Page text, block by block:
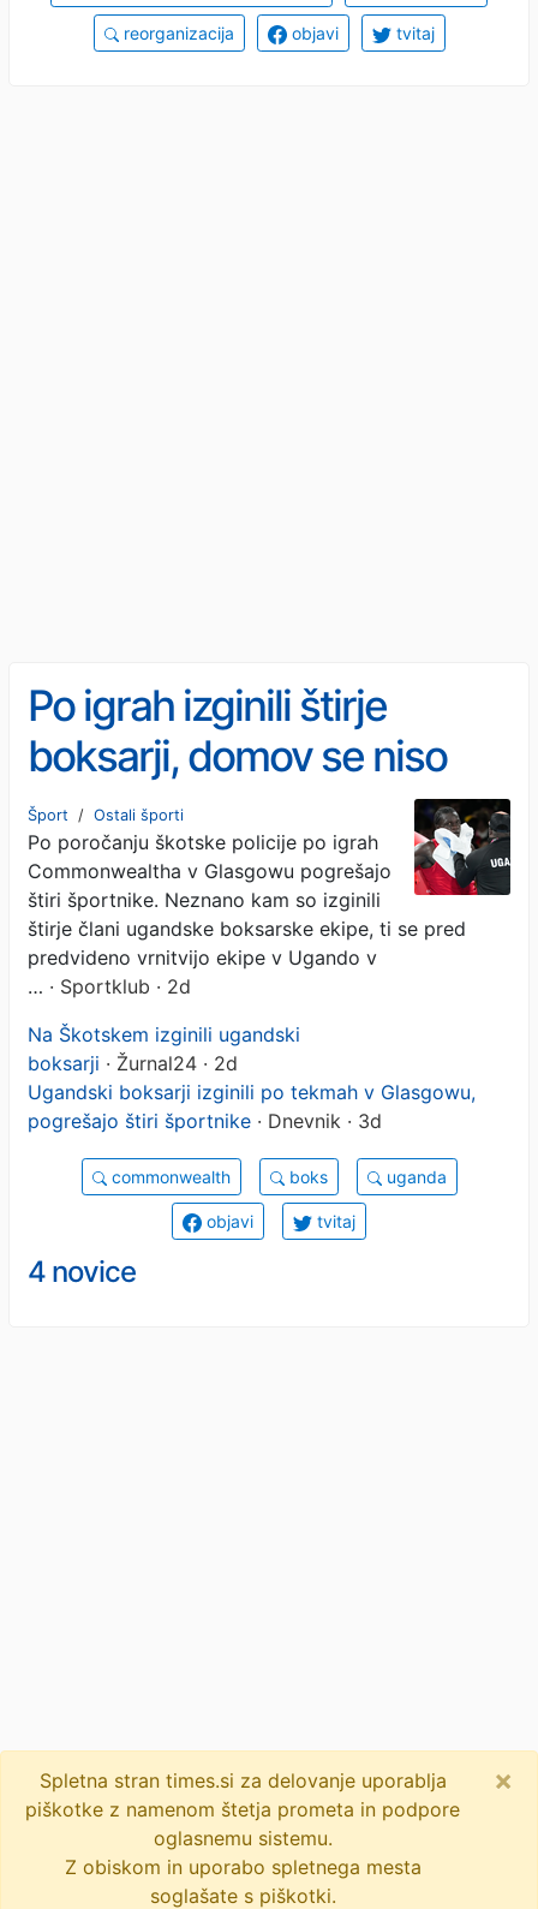
reorganizacija objavi tvitaj
Po igrah izginili štirje
boksarji, domov se niso
vrnili
Šport / Ostali športi
Po poročanju škotske policije po igrah
Commonwealtha v Glasgowu pogrešajo
štiri športnike. Neznano kam so izginili
štirje člani ugandske boksarske ekipe, ti se pred
predvideno vrnitvijo ekipe v Ugando v
… · Sportklub · 2d
Na Škotskem izginili ugandski
boksarji · Žurnal24 · 2d
Ugandski boksarji izginili po tekmah v Glasgowu,
pogrešajo štiri športnike · Dnevnik · 3d
commonwealth boks uganda
objavi tvitaj
4 novice
Spletna stran times.si za delovanje uporablja
piškotke z namenom štetja prometa in podpore
oglasnemu sistemu.
Z obiskom in uporabo spletnega mesta
soglašate s piškotki.
×